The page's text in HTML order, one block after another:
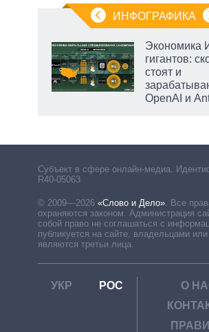
ИНФОГРАФИКА
Экономика
гигантов:
стоят и
OpenAI и
Субъект в сфере онлайн-медиа.
R40-05063
© 2009—2026 «Слово и Дело». Все
охраняются законом. Администрация
собой право не соглашаться с
публикуется на сайте, владельцами или
являются третьи лица.
УКР РОС
О